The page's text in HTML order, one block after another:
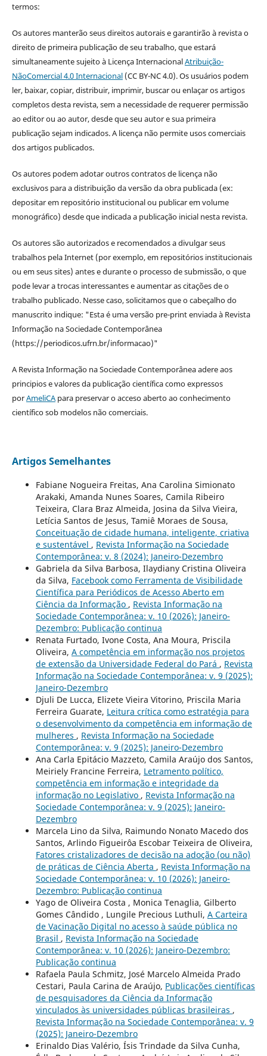
termos:
Os autores manterão seus direitos autorais e garantirão à revista o
direito de primeira publicação de seu trabalho, que estará
simultaneamente sujeito à Licença InternacionalAtribuição-
NãoComercial 4.0 Internacional(CC BY-NC 4.0). Os usuários podem
ler, baixar, copiar, distribuir, imprimir, buscar ou enlaçar os artigos
completos desta revista, sem a necessidade de requerer permissão
ao editor ou ao autor, desde que seu autor e sua primeira
publicação sejam indicados. A licença não permite usos comerciais
dos artigos publicados.
Os autores podem adotar outros contratos de licença não
exclusivos para a distribuição da versão da obra publicada (ex:
depositar em repositório institucional ou publicar em volume
monográfico) desde que indicada a publicação inicial nesta revista.
Os autores são autorizados e recomendados a divulgar seus
trabalhos pela Internet (por exemplo, em repositórios institucionais
ou em seus sites) antes e durante o processo de submissão, o que
pode levar a trocas interessantes e aumentar as citações de o
trabalho publicado. Nesse caso, solicitamos que o cabeçalho do
manuscrito indique: "Esta é uma versão pre-print enviada à Revista
Informação na Sociedade Contemporânea
(https://periodicos.ufrn.br/informacao)"
A Revista Informação na Sociedade Contemporânea adere aos
principios e valores da publicação científica como expressos
porAmeliCApara preservar o acceso aberto ao conhecimento
científico sob modelos não comerciais.
Artigos Semelhantes
Fabiane Nogueira Freitas, Ana Carolina Simionato
Arakaki, Amanda Nunes Soares, Camila Ribeiro
Teixeira, Clara Braz Almeida, Josina da Silva Vieira,
Letícia Santos de Jesus, Tamiê Moraes de Sousa,
Conceituação de cidade humana, inteligente, criativa
e sustentável , Revista Informação na Sociedade
Contemporânea: v. 8 (2024): Janeiro-Dezembro
Gabriela da Silva Barbosa, Ilaydiany Cristina Oliveira
da Silva, Facebook como Ferramenta de Visibilidade
Científica para Periódicos de Acesso Aberto em
Ciência da Informação , Revista Informação na
Sociedade Contemporânea: v. 10 (2026): Janeiro-
Dezembro: Publicação continua
Renata Furtado, Ivone Costa, Ana Moura, Priscila
Oliveira, A competência em informação nos projetos
de extensão da Universidade Federal do Pará , Revista
Informação na Sociedade Contemporânea: v. 9 (2025):
Janeiro-Dezembro
Djuli De Lucca, Elizete Vieira Vitorino, Priscila Maria
Ferreira Guarate, Leitura crítica como estratégia para
o desenvolvimento da competência em informação de
mulheres , Revista Informação na Sociedade
Contemporânea: v. 9 (2025): Janeiro-Dezembro
Ana Carla Epitácio Mazzeto, Camila Araújo dos Santos,
Meiriely Francine Ferreira, Letramento político,
competência em informação e integridade da
informação no Legislativo , Revista Informação na
Sociedade Contemporânea: v. 9 (2025): Janeiro-
Dezembro
Marcela Lino da Silva, Raimundo Nonato Macedo dos
Santos, Arlindo Figueirôa Escobar Teixeira de Oliveira,
Fatores cristalizadores de decisão na adoção (ou não)
de práticas de Ciência Aberta , Revista Informação na
Sociedade Contemporânea: v. 10 (2026): Janeiro-
Dezembro: Publicação continua
Yago de Oliveira Costa , Monica Tenaglia, Gilberto
Gomes Cândido , Lungile Precious Luthuli, A Carteira
de Vacinação Digital no acesso à saúde pública no
Brasil , Revista Informação na Sociedade
Contemporânea: v. 10 (2026): Janeiro-Dezembro:
Publicação continua
Rafaela Paula Schmitz, José Marcelo Almeida Prado
Cestari, Paula Carina de Araújo, Publicações científicas
de pesquisadores da Ciência da Informação
vinculados às universidades públicas brasileiras ,
Revista Informação na Sociedade Contemporânea: v. 9
(2025): Janeiro-Dezembro
Erinaldo Dias Valério, Ísis Trindade da Silva Cunha,